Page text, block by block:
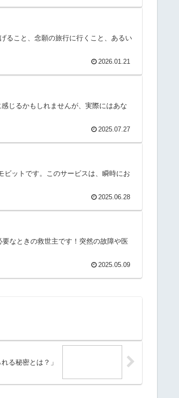
ること、念願の旅行に行くこと、あるい
2026.01.21
じるかもしれませんが、実際にはあな
2025.07.27
ビットです。このサービスは、瞬時にお
2025.06.28
なときの救世主です！突然の故障や医
2025.05.09
る秘密とは？」